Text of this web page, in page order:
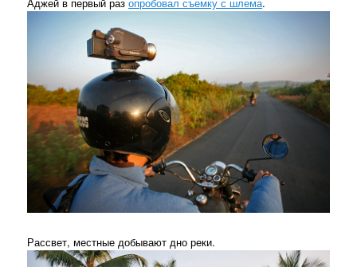
Рассвет, местные добывают дно реки.